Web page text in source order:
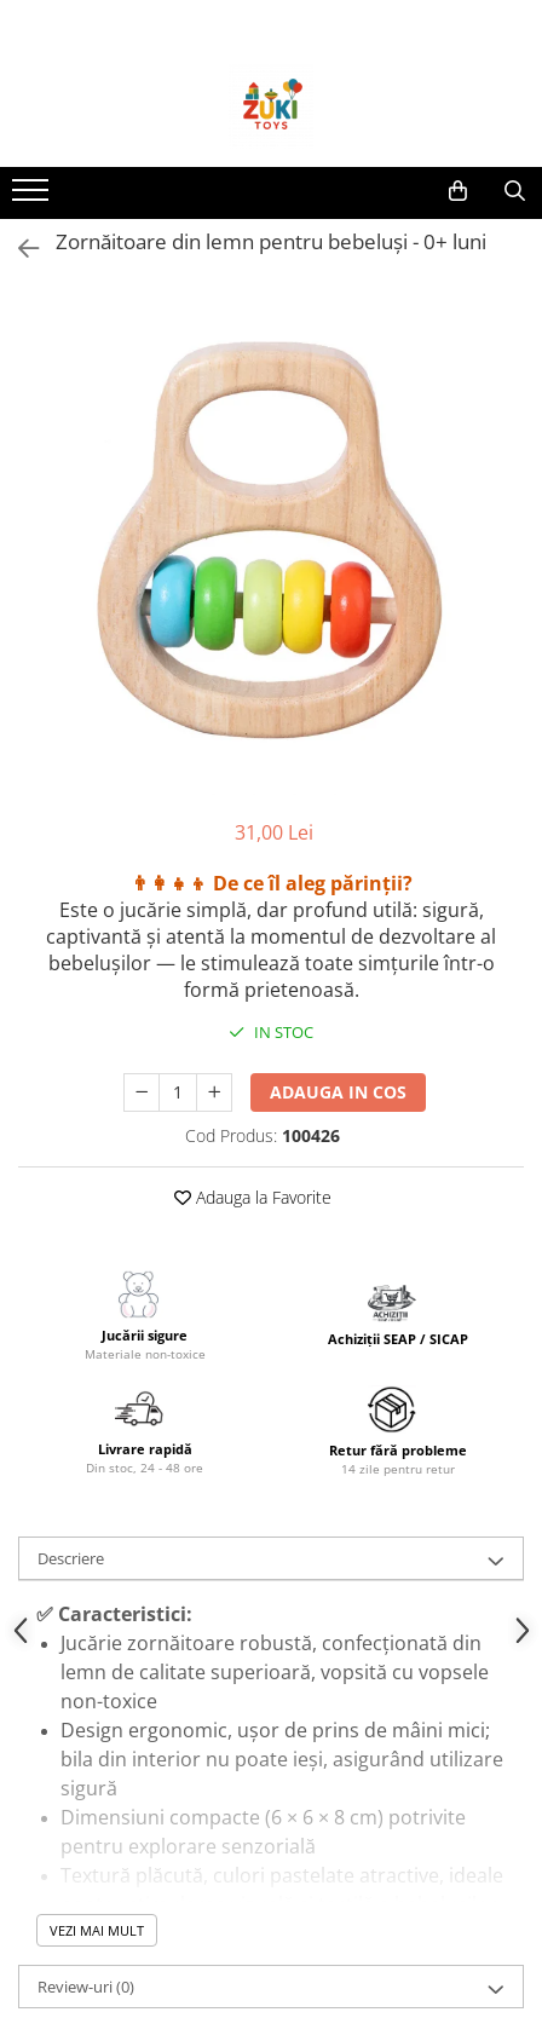
Pachete ZukiToys
Recomandari Zuki
Cadouri pentru Copii
Cadouri Aniversare
Cadouri sub 99 lei
Jucarii pe Varsta Copilului
Carti de Colorat & Activitati
Carti cu Apa & Reutilizabile
Camera Copilului
Balansoare & Covorase de Joaca
Carusele & Jucarii pentru Patut
Masinute Electrice
Trotinete & Triciclete pentru Copii
Joaca de Vara & Apa
Jucarii pentru Plaja
Joaca in Aer Liber
Jucarii Educative & Invatare
Jucarii Interactive & Sensoriale
Puzzle & Jocuri de Logica
Trenulete & Seturi Feroviare
Invatare prin Joaca
Jucarii pentru Dezvoltare
Zornăitoare din lemn pentru bebeluși - 0+ luni
31,00 Lei
👨‍👩‍👧‍👦 De ce îl aleg părinții?
Este o jucărie simplă, dar profund utilă: sigură,
captivantă și atentă la momentul de dezvoltare al
bebelușilor — le stimulează toate simțurile într-o
formă prietenoasă.
IN STOC
ADAUGA IN COS
Cod Produs: 100426
Adauga la Favorite
Jucării sigure
Materiale non-toxice
Achiziții SEAP / SICAP
Livrare rapidă
Din stoc, 24 - 48 ore
Retur fără probleme
14 zile pentru retur
Descriere
✅ Caracteristici:
Jucărie zornăitoare robustă, confecționată din
lemn de calitate superioară, vopsită cu vopsele
non-toxice
Design ergonomic, ușor de prins de mâini mici;
bila din interior nu poate ieși, asigurând utilizare
sigură
Dimensiuni compacte (6 × 6 × 8 cm) potrivite
pentru explorare senzorială
Textură plăcută, culori pastelate atractive, ideale
🎓 Beneficii educaționale:
Dezvoltă motricitatea fină și coordonarea
mână–ochi prin agitație și manipulare
VEZI MAI MULT
Review-uri(0)